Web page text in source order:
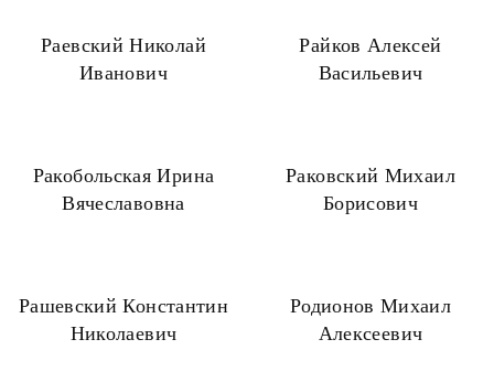
Раевский Николай
Иванович
Райков Алексей
Васильевич
Ракобольская Ирина
Вячеславовна
Раковский Михаил
Борисович
Рашевский Константин
Николаевич
Родионов Михаил
Алексеевич